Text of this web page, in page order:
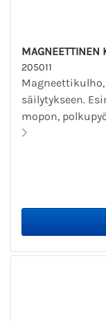
MAGNEETTINEN
205011
säilytykseen.
mopon,